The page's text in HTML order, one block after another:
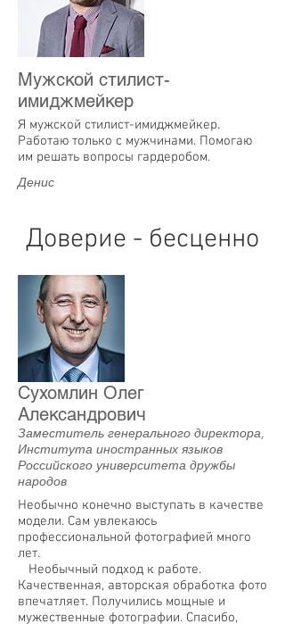
Мужской стилист-
имиджмейкер
Я мужской стилист-имиджмейкер.
Работаю только с мужчинами. Помогаю
им решать вопросы гардеробом.
Денис
Доверие - бесценно
Сухомлин Олег
Александрович
Заместитель генерального директора,
Института иностранных языков
Российского университета дружбы
народов
Необычно конечно выступать в качестве
модели. Сам увлекаюсь
профессиональной фотографией много
лет.
Необычный подход к работе.
Качественная, авторская обработка фото
впечатляет. Получились мощные и
мужественные фотографии. Спасибо,